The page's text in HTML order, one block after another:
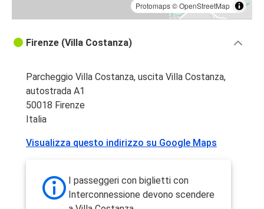
Protomaps©OpenStreetMap
Firenze (Villa Costanza)
Parcheggio Villa Costanza, uscita Villa Costanza,
autostrada A1
50018 Firenze
Italia
Visualizza questo indirizzo su Google Maps
I passeggeri con biglietti con
Interconnessione devono scendere